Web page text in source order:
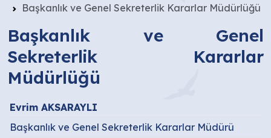
Başkanlık ve Genel Sekreterlik Kararlar Müdürlüğü
Başkanlık ve Genel
Sekreterlik Kararlar
Müdürlüğü
Evrim AKSARAYLI
Başkanlık ve Genel Sekreterlik Kararlar Müdürü